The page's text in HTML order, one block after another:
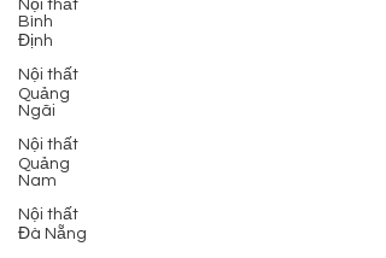
Nội thất
Bình
Định
Nội thất
Quảng
Ngãi
Nội thất
Quảng
Nam
Nội thất
Đà Nẵng